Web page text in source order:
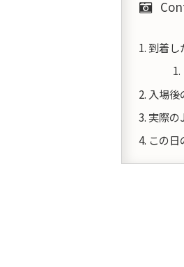
到着し
入場後
実際の
この日